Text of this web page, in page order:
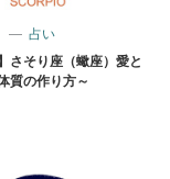
占い
さそり座（蠍座）愛と
質の作り方～